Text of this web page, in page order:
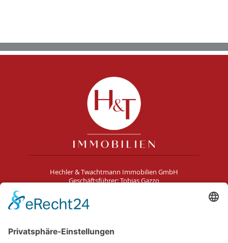
Hechler & Twachtmann Immobilien GmbH
Geschäftsführer: Tobias Gazzo